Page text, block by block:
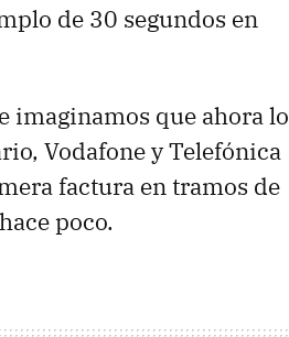
de 30 segundos en
imaginamos que ahora lo
Vodafone y Telefónica
factura en tramos de
poco.